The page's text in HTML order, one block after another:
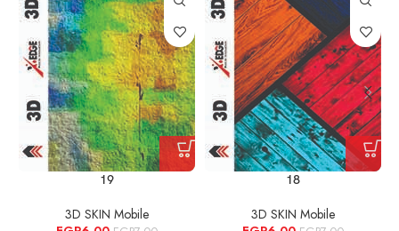
18
3D SKIN Mobile
19
3D SKIN Mobile